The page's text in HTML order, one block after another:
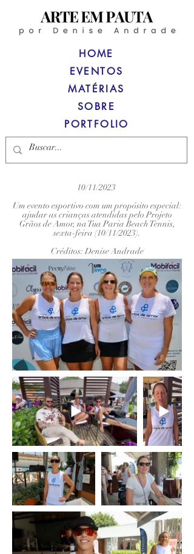
HOME
MATÉRIAS
SOBRE
PORTFOLIO
EVENTOS
10/11/2023
Um evento esportivo com um propósito especial:
ajudar as crianças atendidas pelo Projeto
Grãos de Amor, na Tua Paria Beach Tennis,
sexta-feira (10/11/2023).
Créditos: Denise Andrade